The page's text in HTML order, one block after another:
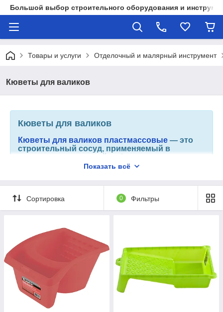
Большой выбор строительного оборудования и
Товары и услуги Отделочный и малярный инструмент
Кюветы для валиков
Кюветы для валиков
Кюветы для валиков пластмассовые — это
строительный сосуд, применяемый в
отделочно - малярной работе.
Изготавливается из прочного пластика.
Показать всё
Сортировка 0 Фильтры